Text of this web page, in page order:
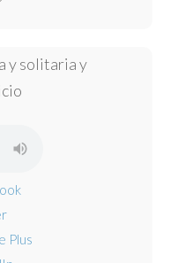
y solitaria y